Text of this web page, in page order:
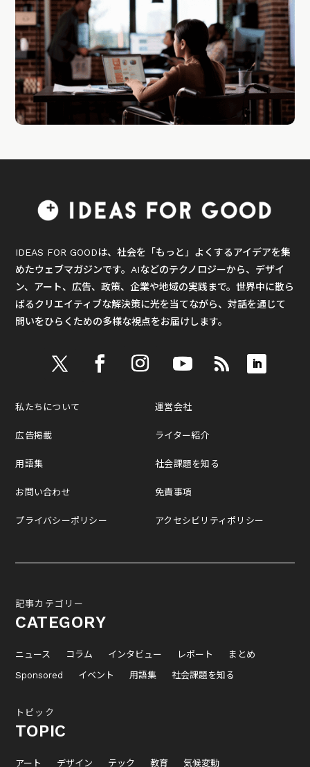
IDEAS FOR GOODは、社会を「もっと」よくするアイデアを集
めたウェブマガジンです。AIなどのテクノロジーから、デザイ
ン、アート、広告、政策、企業や地域の実践まで。世界中に散ら
ばるクリエイティブな解決策に光を当てながら、対話を通じて
問いをひらくための多様な視点をお届けします。
私たちについて
広告掲載
用語集
お問い合わせ
プライバシーポリシー
運営会社
ライター紹介
社会課題を知る
免責事項
アクセシビリティポリシー
記事カテゴリー
CATEGORY
ニュース コラム インタビュー レポート
まとめ
Sponsored
イベント 用語集 社会課題を知る
トピック
TOPIC
アート デザイン テック 教育 気候変動